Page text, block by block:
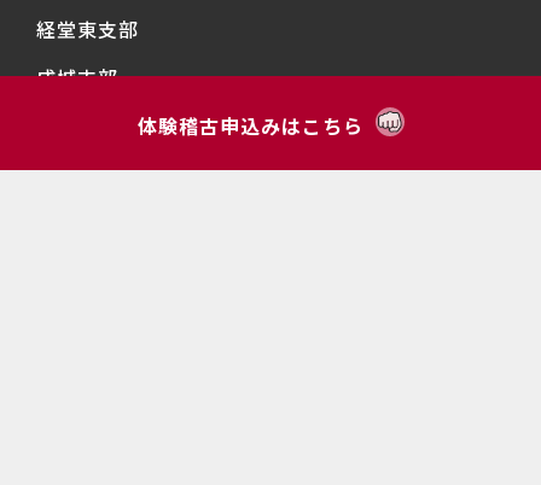
経堂東支部
成城支部
千歳台支部
明正支部
体験稽古申込みはこちら